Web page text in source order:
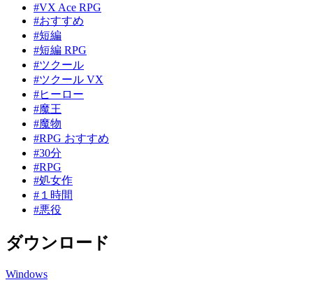
#VX Ace RPG
#おすすめ
#短編
#短編 RPG
#ツクール
#ツクール VX
#ヒーロー
#魔王
#魔物
#RPG おすすめ
#30分
#RPG
#処女作
#１時間
#悪役
ダウンロード
Windows